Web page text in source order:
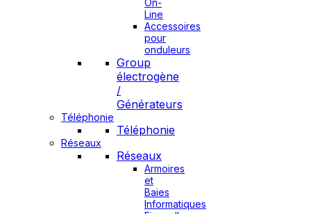
On-
Line
Accessoires
pour
onduleurs
Group
électrogène
/
Générateurs
Téléphonie
Téléphonie
Réseaux
Réseaux
Armoires
et
Baies
Informatiques